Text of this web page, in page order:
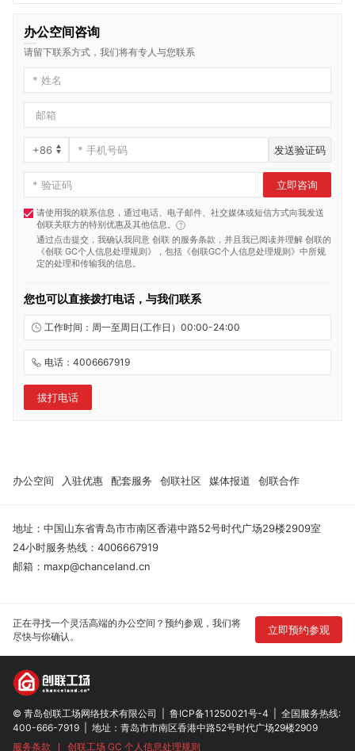
办公空间咨询
请留下联系方式，我们将有专人与您联系
发送验证码
立即咨询
请使用我的联系信息，通过电话、电子邮件、社交媒体或短信方式向我发送
创联关联方的特别优惠及其他信息。
通过点击提交，我确认我同意 创联 的服务条款，并且我已阅读并理解 创联的
《创联 GC个人信息处理规则》
，包括 《创联GC个人信息处理规则》 中所规
定的处理和传输我的信息。
您也可以直接拨打电话，与我们联系
工作时间：周一至周日(工作日）00:00-24:00
电话：4006667919
拔打电话
办公空间 入驻优惠 配套服务 创联社区 媒体报道 创联合作
地址：中国山东省青岛市市南区香港中路52号时代广场29楼2909室
24小时服务热线：4006667919
邮箱：maxp@chanceland.cn
正在寻找一个灵活高端的办公空间？预约参观，我们将
尽快与你确认。
立即预约参观
© 青岛创联工场网络技术有限公司 鲁ICP备11250021号-4
全国服务热线:
400-666-7919
地址：青岛市市南区香港中路52号时代广场29楼2909
服务条款
创联工场 GC 个人信息处理规则